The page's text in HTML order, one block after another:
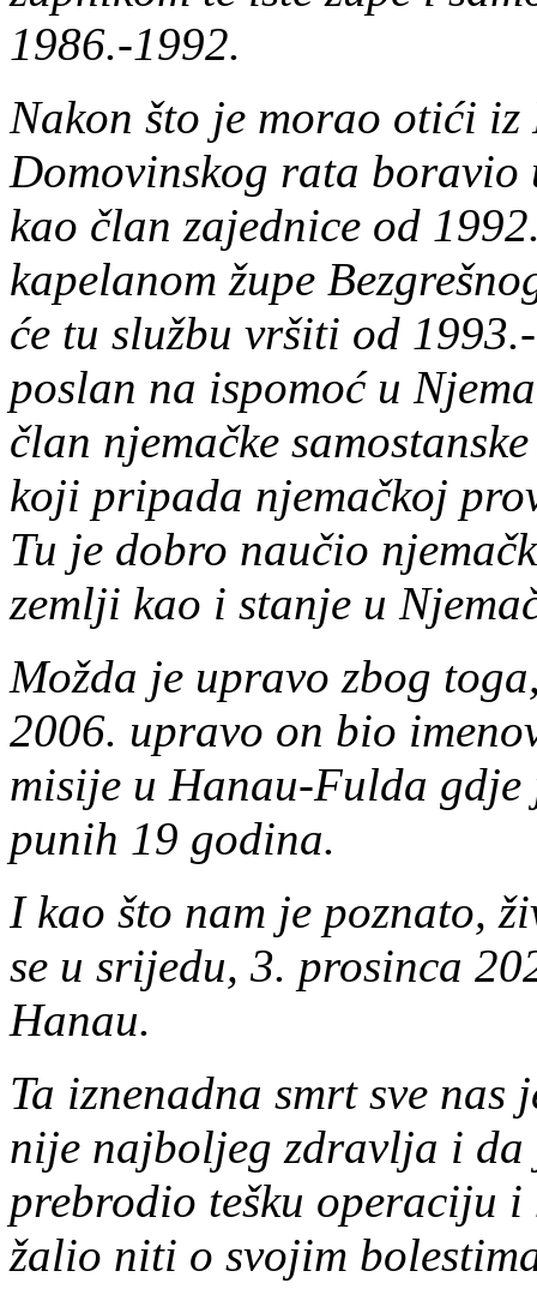
1986.-1992.
Nakon što je morao otići
Domovinskog rata boravio
kao član zajednice od
kapelanom župe
će tu službu vršiti od
poslan na ispomoć u
član njemačke
koji pripada njemačkoj
Tu je dobro naučio
zemlji kao i stanje u
Možda je upravo zbog
2006. upravo on bio
misije u Hanau-Fulda gdje
punih 19 godina.
I kao što nam je poznato,
se u srijedu, 3. prosinca
Hanau.
Ta iznenadna smrt sve
nije najboljeg zdravlja i
prebrodio tešku operaciju
žalio niti o svojim